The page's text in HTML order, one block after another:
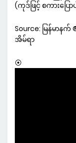
(ကုဒ်ဖြင့် စကားပြော
Source: မြန်မာန
အိမ်ရာ
⦿